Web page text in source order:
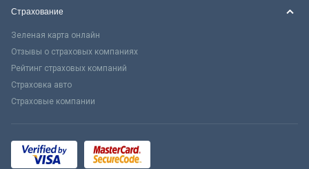
Страхование
Зеленая карта онлайн
Отзывы о страховых компаниях
Рейтинг страховых компаний
Страховка авто
Страховые компании